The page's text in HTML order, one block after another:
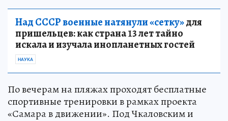
Над СССР военные натянули «сетку»для
пришельцев: как страна 13 лет тайно
искала и изучала инопланетных гостей
НАУКА
По вечерам на пляжах проходят бесплатные
спортивные тренировки в рамках проекта
«Самара в движении». Под Чкаловским и